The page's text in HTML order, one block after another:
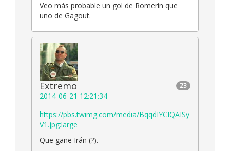
Veo más probable un gol de Romerín que
uno de Gagout.
23
Extremo
2014-06-21 12:21:34
https://pbs.twimg.com/media/BqqdIYCIQAISy
V1.jpg:large
Que gane Irán (?).